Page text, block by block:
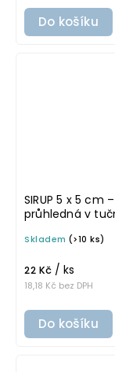
Do košíku
SIRUP 5 x 5 cm –
průhledná v
samolepka na
Skladem (>10 ks)
18,18 Kč bez DPH
22 Kč / ks
Do košíku